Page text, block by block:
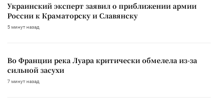
Украинский эксперт заявил о приближении армии
России к Краматорску и Славянску
5 минут назад
Во Франции река Луара критически обмелела из-за
сильной засухи
7 минут назад